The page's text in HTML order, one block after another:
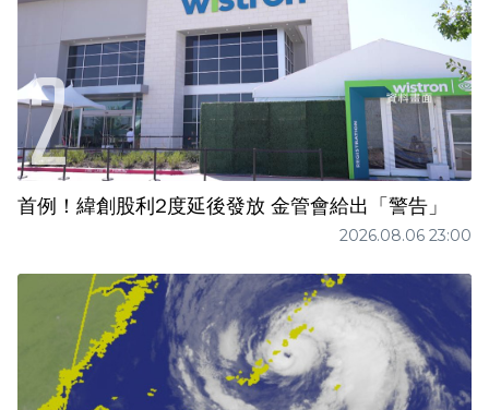
首例！緯創股利2度延後發放 金管會給出「警告」
2026.08.06 23:00